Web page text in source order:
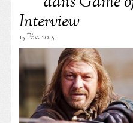
Interview
15 Fév. 2015